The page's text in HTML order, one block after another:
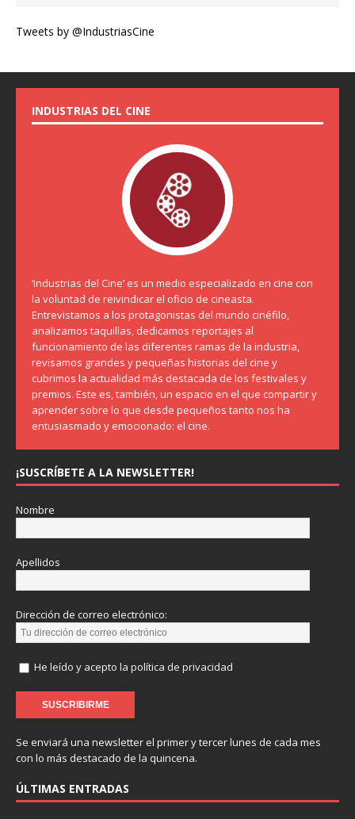
Tweets by @IndustriasCine
INDUSTRIAS DEL CINE
‘Industrias del Cine’ es un medio especializado en cine con
la voluntad de reivindicar el oficio de cineasta.
Entrevistamos a los protagonistas del mundo cinéfilo,
analizamos taquillas, dedicamos reportajes al
funcionamiento de las diferentes ramas de la industria,
revisamos grandes y pequeñas historias del cine y
cubrimos la actualidad más destacada de los festivales y
premios. Este es, también, un espacio en el que compartir y
aprender sobre lo que desde pequeños tanto nos ha
entusiasmado y emocionado: el cine.
¡SUSCRÍBETE A LA NEWSLETTER!
Nombre
Apellidos
Dirección de correo electrónico:
He leído y acepto la política de privacidad
Se enviará una newsletter el primer y tercer lunes de cada mes
con lo más destacado de la quincena.
ÚLTIMAS ENTRADAS